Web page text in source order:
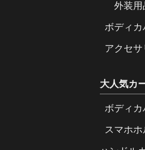
外装用
ボディカ
アクセサ
大人気カ
ボディカ
スマホホ